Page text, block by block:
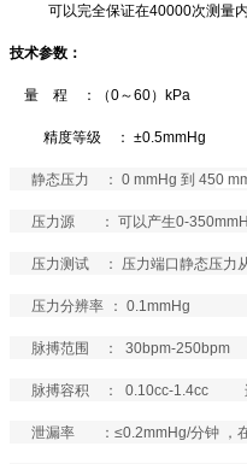
可以完全保证在40000次测量
技术参数：
量 程 ：（0～60） kPa
精度等级 ： ±0.5mmHg
静态压力 ： 0 mmHg 到 450
压力源 ： 可以产生0-
压力测试 ： 压力端口静态压力
压力分辨率 ： 0.1mmHg
脉搏范围 ： 30bpm-250bpm
脉搏容积 ： 0.10cc-1.4cc
泄漏率 ：≤0.2mmHg/分钟 ，